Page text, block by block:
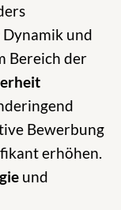
und
Bereich der
Bewerbung
erhöhen.
und